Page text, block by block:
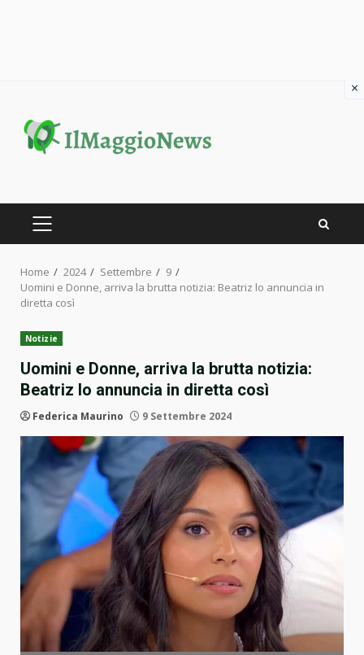
content
PRIMARY
Home 2024 Settembre
9
Uomini e Donne, arriva la brutta notizia: Beatriz lo annuncia in
diretta così
Notizie
Uomini e Donne, arriva la brutta notizia:
Beatriz lo annuncia in diretta così
Federica Maurino 9 Settembre 2024
×